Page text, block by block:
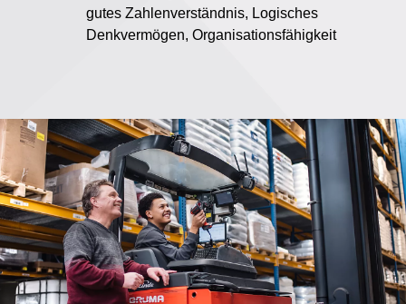
gutes Zahlenverständnis, Logisches
Denkvermögen, Organisationsfähigkeit